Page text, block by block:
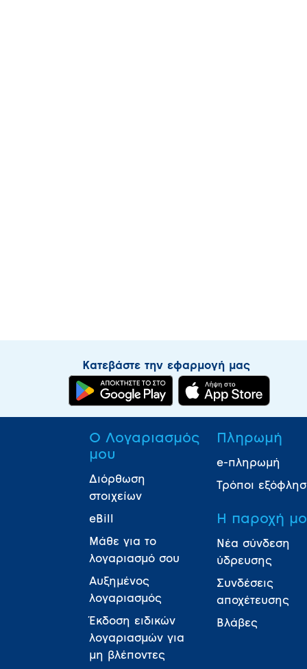
Κατεβάστε την εφαρμογή μας
Ο Λογαριασμός
μου
Διόρθωση
στοιχείων
eBill
Μάθε για το
λογαριασμό σου
Αυξημένος
λογαριασμός
Έκδοση ειδικών
λογαριασμών για
μη βλέποντες
Πληρωμή
e-πληρωμή
Τρόποι
Η παροχή
Νέα σύνδεση
ύδρευσης
Συνδέσεις
αποχέτευσης
Βλάβες